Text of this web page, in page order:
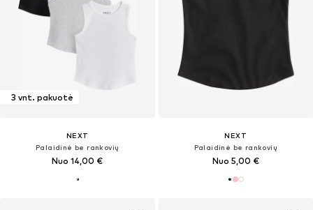
3 vnt. pakuotė
NEXT
Palaidinė be rankovių
Nuo 14,00 €
NEXT
Palaidinė be rankovių
Nuo 5,00 €